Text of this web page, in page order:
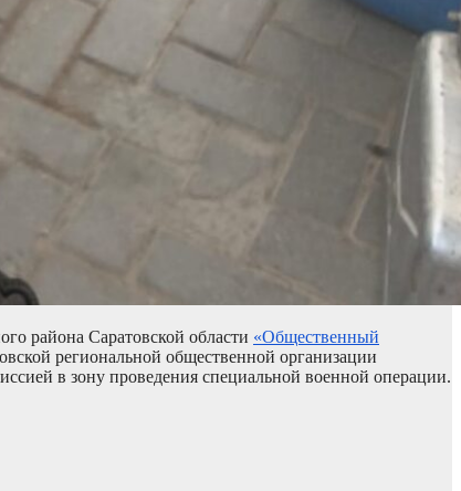
района Саратовской области «Общественный
региональной общественной организации
в зону проведения специальной военной операции.